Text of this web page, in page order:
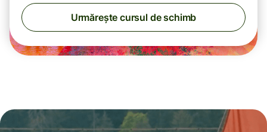
Urmărește cursul de schimb